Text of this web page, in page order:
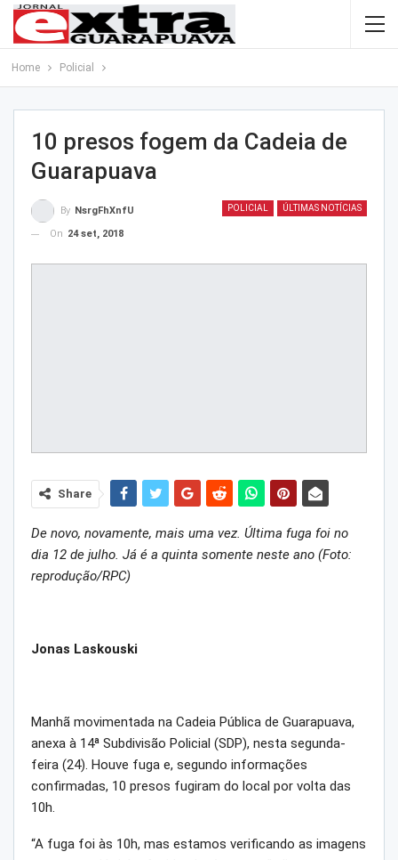
Home Policial
10 presos fogem da Cadeia de
Guarapuava
POLICIAL ÚLTIMAS NOTÍCIAS
By NsrgFhXnfU
On 24 set, 2018
Share
De novo, novamente, mais uma vez. Última fuga foi no
dia 12 de julho. Já é a quinta somente neste ano (Foto:
reprodução/RPC)
Jonas Laskouski
Manhã movimentada na Cadeia Pública de Guarapuava,
anexa à 14ª Subdivisão Policial (SDP), nesta segunda-
feira (24). Houve fuga e, segundo informações
confirmadas, 10 presos fugiram do local por volta das
10h.
“A fuga foi às 10h, mas estamos verificando as imagens